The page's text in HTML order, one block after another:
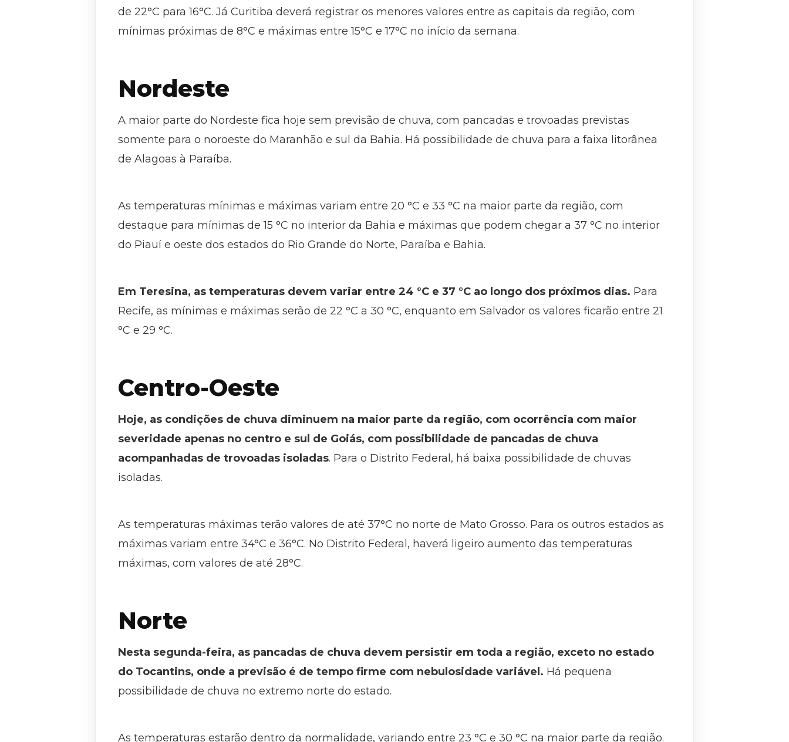
de 22°C para 16°C. Já Curitiba deverá registrar os menores valores entre as capitais da região, com
mínimas próximas de 8°C e máximas entre 15°C e 17°C no início da semana.
Nordeste
A maior parte do Nordeste fica hoje sem previsão de chuva, com pancadas e trovoadas previstas
somente para o noroeste do Maranhão e sul da Bahia. Há possibilidade de chuva para a faixa litorânea
de Alagoas à Paraíba.
As temperaturas mínimas e máximas variam entre 20 °C e 33 °C na maior parte da região, com
destaque para mínimas de 15 °C no interior da Bahia e máximas que podem chegar a 37 °C no interior
do Piauí e oeste dos estados do Rio Grande do Norte, Paraíba e Bahia.
Em Teresina, as temperaturas devem variar entre 24 °C e 37 °C ao longo dos próximos dias. Para
Recife, as mínimas e máximas serão de 22 °C a 30 °C, enquanto em Salvador os valores ficarão entre 21
°C e 29 °C.
Centro-Oeste
Hoje, as condições de chuva diminuem na maior parte da região, com ocorrência com maior
severidade apenas no centro e sul de Goiás, com possibilidade de pancadas de chuva
acompanhadas de trovoadas isoladas. Para o Distrito Federal, há baixa possibilidade de chuvas
isoladas.
As temperaturas máximas terão valores de até 37°C no norte de Mato Grosso. Para os outros estados as
máximas variam entre 34°C e 36°C. No Distrito Federal, haverá ligeiro aumento das temperaturas
máximas, com valores de até 28°C.
Norte
Nesta segunda-feira, as pancadas de chuva devem persistir em toda a região, exceto no estado
do Tocantins, onde a previsão é de tempo firme com nebulosidade variável. Há pequena
possibilidade de chuva no extremo norte do estado.
As temperaturas estarão dentro da normalidade, variando entre 23 °C e 30 °C na maior parte da região.